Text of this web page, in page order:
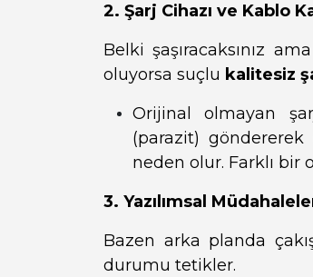
2. Şarj Cihazı ve Kablo
Belki şaşıracaksınız
oluyorsa suçlu kalitesiz
Orijinal olmayan
(parazit)
neden olur. Farklı bir
3. Yazılımsal
Bazen arka planda
durumu tetikler.